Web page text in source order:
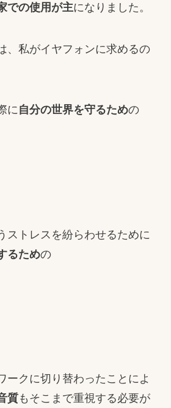
での使用が主になりました。
、私がイヤフォンに求めるの
に自分の世界を守るための
ストレスを紛らわせるために
るための
ークに切り替わったことによ
質もそこまで重視する必要が